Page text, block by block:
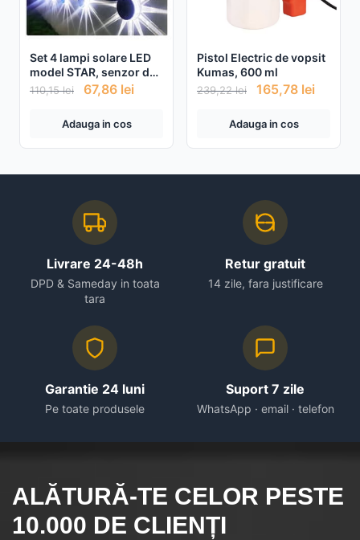
Set 4 lampi solare LED
model STAR, senzor de
lumina
110,15lei 67,86 lei
Adauga in cos
Pistol Electric de vopsit
Kumas, 600 ml
239,22lei 165,78 lei
Adauga in cos
Livrare 24-48h
DPD & Sameday in toata
tara
Retur gratuit
14 zile, fara justificare
Garantie 24 luni
Pe toate produsele
Suport 7 zile
WhatsApp · email · telefon
ALĂTURĂ-TE CELOR PESTE
10.000 DE CLIENȚI